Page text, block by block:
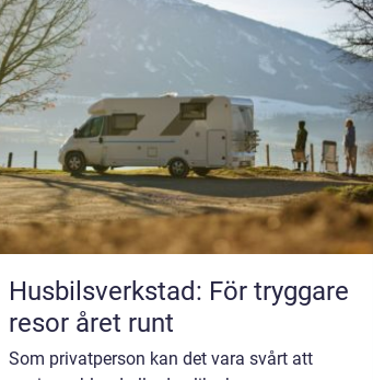
Husbilsverkstad: För tryggare
resor året runt
Som privatperson kan det vara svårt att